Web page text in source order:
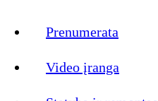
Prenumerata
Video įranga